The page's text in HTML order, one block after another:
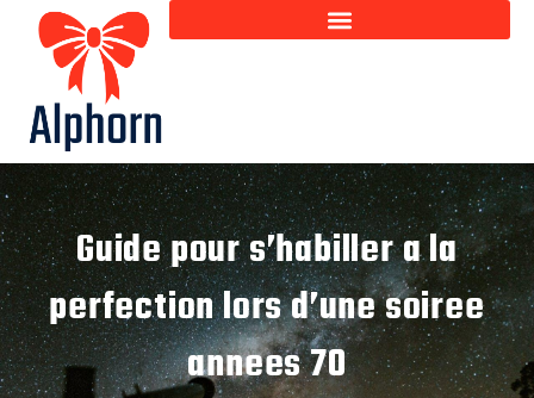
Guide pour s’habiller a la
perfection lors d’une soiree
annees 70